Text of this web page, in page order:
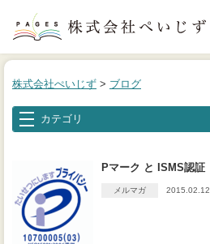
株式会社ぺいじず > ブログ
カテゴリ
Pマーク と ISMS認証
メルマガ 2015.02.12